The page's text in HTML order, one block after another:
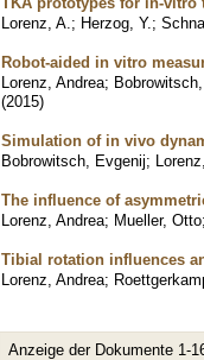
Lorenz, A. ; Herzog, Y. ;
Robot-aided in vitro
Lorenz, Andrea;
(2015)
Simulation of in vivo
Bobrowitsch, Evgenij;
The influence of
Lorenz, Andrea; Mueller, Otto
Tibial rotation influences
Lorenz, Andrea;
Anzeige der Dokumente 1-